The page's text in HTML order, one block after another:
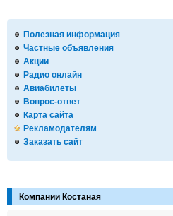
Полезная информация
Частные объявления
Акции
Радио онлайн
Авиабилеты
Вопрос-ответ
Карта сайта
Рекламодателям
Заказать сайт
Компании Костаная